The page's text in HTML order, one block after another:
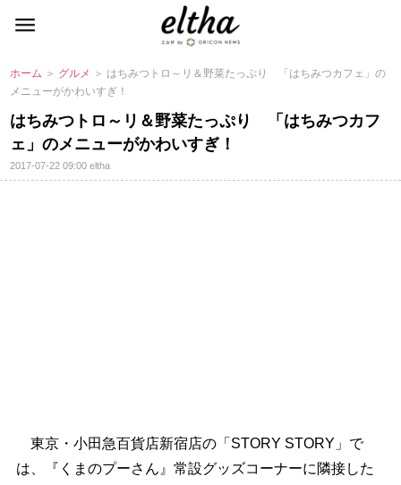
ホーム ＞ グルメ ＞ はちみつトロ～リ＆野菜たっぷり 「はちみつカフェ」の
メニューがかわいすぎ！
はちみつトロ～リ＆野菜たっぷり 「はちみつカフ
ェ」のメニューがかわいすぎ！
2017-07-22 09:00eltha
東京・小田急百貨店新宿店の「STORY STORY」で
は、『くまのプーさん』常設グッズコーナーに隣接した